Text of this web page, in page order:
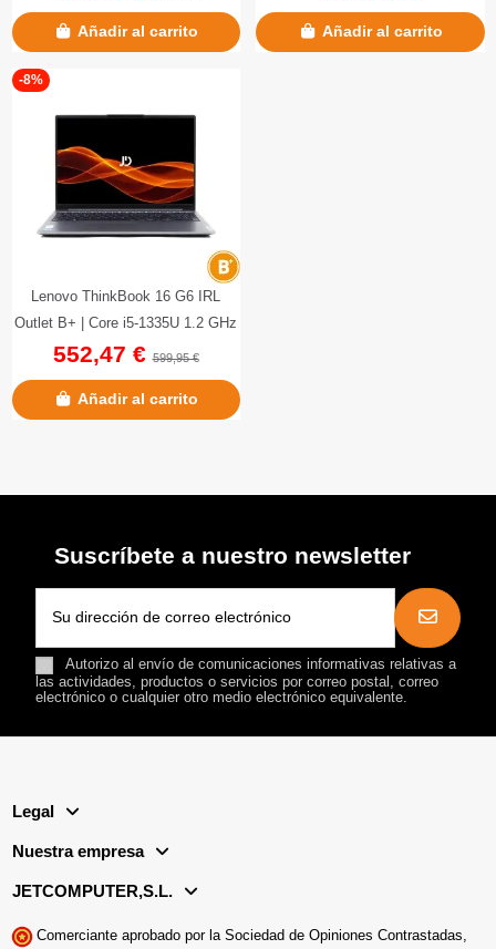
Añadir al carrito Añadir al carrito
-8%
Lenovo ThinkBook 16 G6 IRL
Outlet B+ | Core i5-1335U 1.2 GHz
| 256 GB NVMe | 16 GB...
552,47 €599,95 €
Añadir al carrito
Suscríbete a nuestro newsletter
Autorizo al envío de comunicaciones informativas relativas a
las actividades, productos o servicios por correo postal, correo
electrónico o cualquier otro medio electrónico equivalente.
Legal
Nuestra empresa
JETCOMPUTER,S.L.
Comerciante aprobado por la Sociedad de Opiniones Contrastadas,